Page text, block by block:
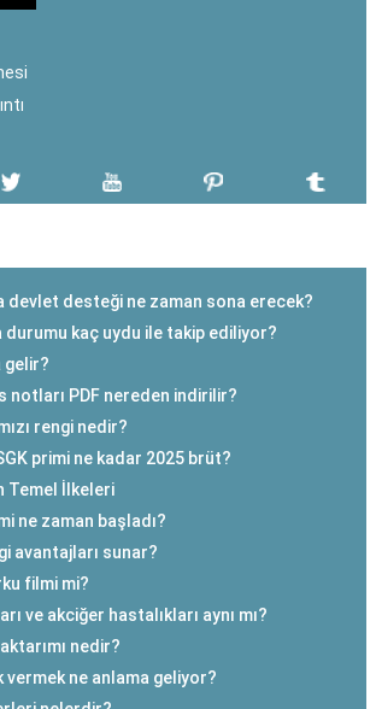
devlet desteği ne zaman sona erecek?
durumu kaç uydu ile takip ediliyor?
gelir?
notları PDF nereden indirilir?
rengi nedir?
primi ne kadar 2025 brüt?
Temel İlkeleri
ne zaman başladı?
avantajları sunar?
filmi mi?
ve akciğer hastalıkları aynı mı?
nedir?
vermek ne anlama geliyor?